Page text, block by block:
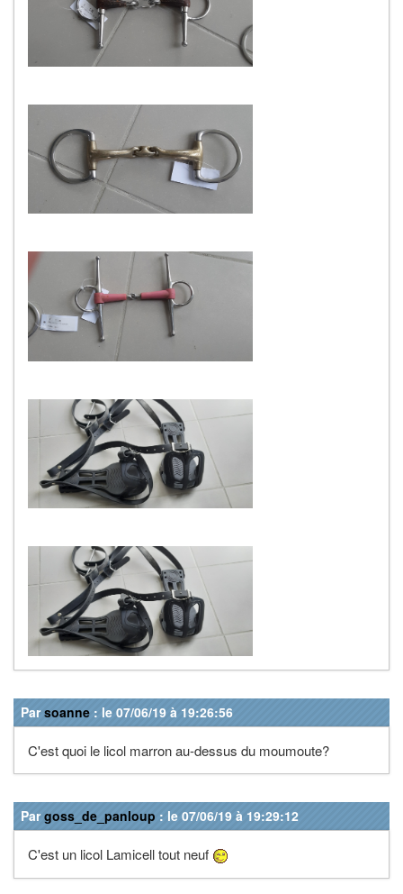
Parsoanne : le 07/06/19 à 19:26:56
C'est quoi le licol marron au-dessus du moumoute?
Pargoss_de_panloup : le 07/06/19 à 19:29:12
C'est un licol Lamicell tout neuf